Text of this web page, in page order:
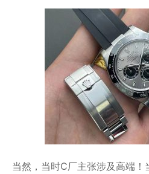
当然，当时C厂主张涉及高端